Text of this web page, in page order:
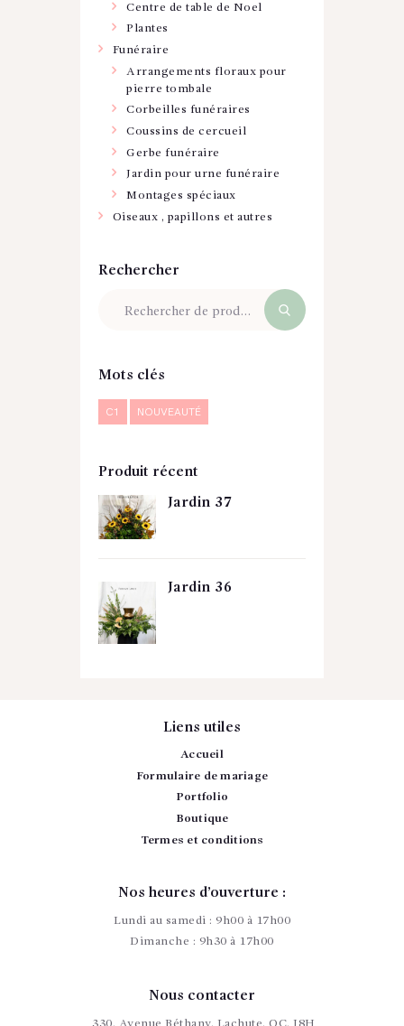
Centre de table de Noel
Plantes
Funéraire
Arrangements floraux pour
pierre tombale
Corbeilles funéraires
Coussins de cercueil
Gerbe funéraire
Jardin pour urne funéraire
Montages spéciaux
Oiseaux , papillons et autres
Rechercher
Mots clés
C1 NOUVEAUTÉ
Produit récent
Jardin 37
Jardin 36
Liens utiles
Accueil
Formulaire de mariage
Portfolio
Boutique
Termes et conditions
Nos heures d’ouverture :
Lundi au samedi : 9h00 à 17h00
Dimanche : 9h30 à 17h00
Nous contacter